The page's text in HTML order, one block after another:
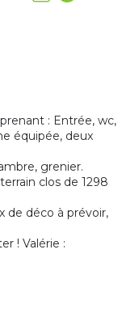
: Entrée, wc,
équipée, deux
grenier.
clos de 1298
de déco à prévoir,
! Valérie :